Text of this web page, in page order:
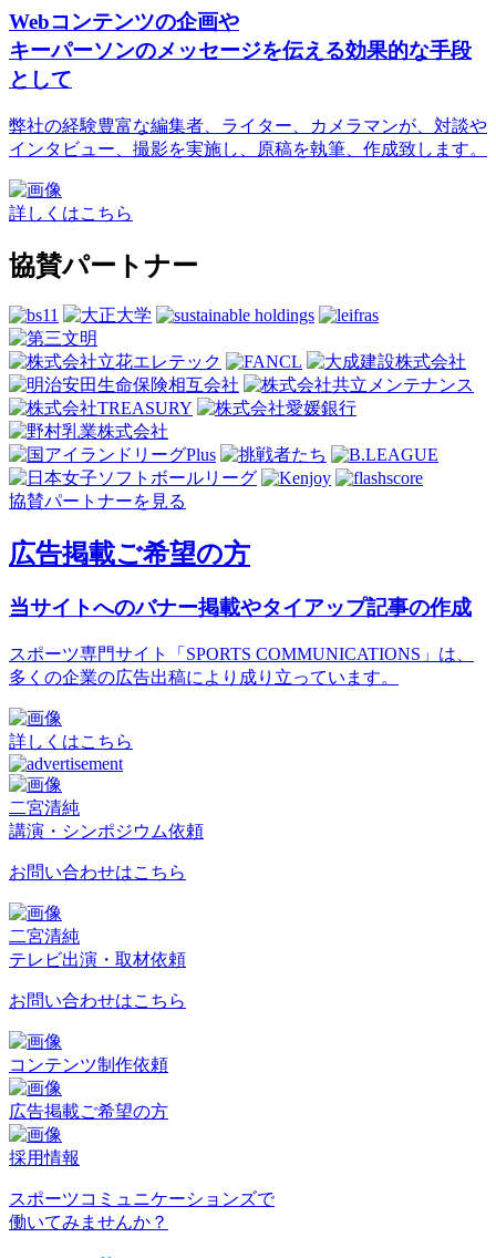
Webコンテンツの企画や
キーパーソンのメッセージを伝える効果的な手段
として
弊社の経験豊富な編集者、ライター、カメラマンが、対談や
インタビュー、撮影を実施し、原稿を執筆、作成致します。
詳しくはこちら
協賛パートナー
協賛パートナーを見る
広告掲載ご希望の方
当サイトへのバナー掲載やタイアップ記事の作成
スポーツ専門サイト「SPORTS COMMUNICATIONS」は、
多くの企業の広告出稿により成り立っています。
詳しくはこちら
二宮清純
講演・シンポジウム依頼
お問い合わせはこちら
二宮清純
テレビ出演・取材依頼
お問い合わせはこちら
コンテンツ制作依頼
広告掲載ご希望の方
採用情報
スポーツコミュニケーションズで
働いてみませんか？